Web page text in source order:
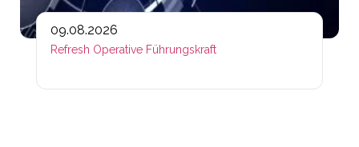
09.08.2026
Refresh Operative Führungskraft